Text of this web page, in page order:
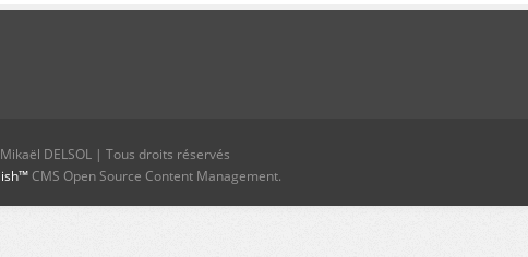
DELSOL | Tous droits réservés
CMS Open Source Content Management.